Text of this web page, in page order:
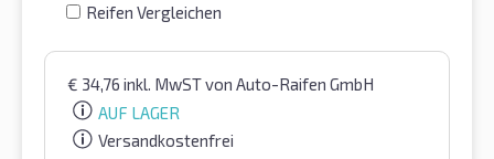
Reifen Vergleichen
€ 34,76 inkl. MwSTvon Auto-Raifen GmbH
AUF LAGER
Versandkostenfrei